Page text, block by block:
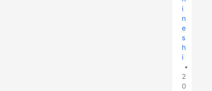
i
n
e
s
h
i
•
2
0